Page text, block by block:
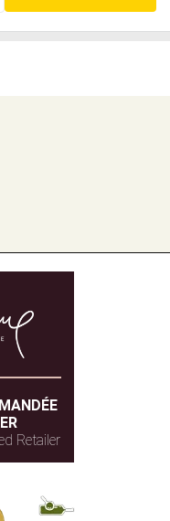
Retailer